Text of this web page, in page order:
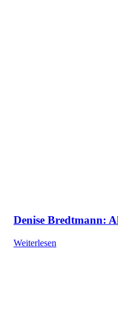
Denise Bredtmann:
Weiterlesen